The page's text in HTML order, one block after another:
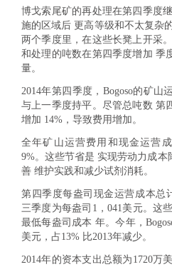
博戈索尾矿的再处理在第四季度
施的区域后 更高等级和不太复杂
两个季度里，在这些长凳上开采
和处理的吨数在第四季度增加 季
量。
2014年第四季度，Bogoso的矿山
与上一季度持平。尽管总吨数 第
增加 14%，导致费用增加。
全年矿山运营费用和现金运营
9%。这些节省是 实现劳动力成
善 维护实践和减少试剂消耗。
第四季度每盎司现金运营成本总
三季度为每盎司1，041美元。这
最低每盎司成本 年。今年，
美元，占13% 比2013年减少。
2014年的资本支出总额为1720万